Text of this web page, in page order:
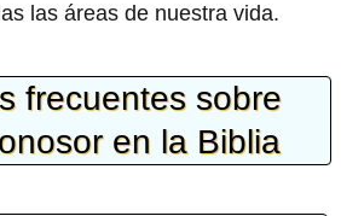
las áreas de nuestra vida.
frecuentes sobre
en la Biblia